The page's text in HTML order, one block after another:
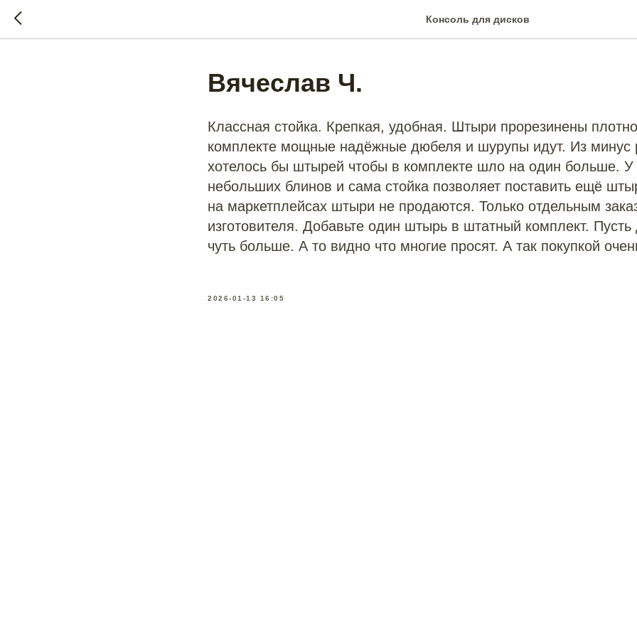
Консоль для дисков
Вячеслав Ч.
Классная стойка. Крепкая, удобная. Штыри прорезинены
комплекте мощные надёжные дюбеля и шурупы идут. Из минус
хотелось бы штырей чтобы в комплекте шло на один больше.
небольших блинов и сама стойка позволяет поставить ещё
на маркетплейсах штыри не продаются. Только отдельным
изготовителя. Добавьте один штырь в штатный комплект.
чуть больше. А то видно что многие просят. А так покупкой
2026-01-13 16:05